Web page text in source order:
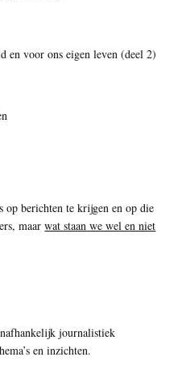
en voor ons eigen leven (deel 2)
op berichten te krijgen en op die
maarwat staan we wel en niet
journalistiek
en inzichten.